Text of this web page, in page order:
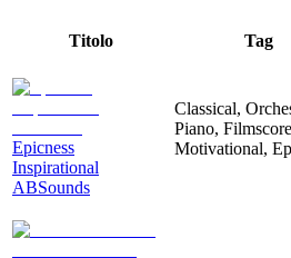
Titolo Tag
Epicness
Inspirational
ABSounds
Classical,
Piano,
Motivational,